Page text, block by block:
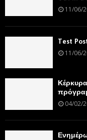
11/06/
Test
11/06/
04/02/